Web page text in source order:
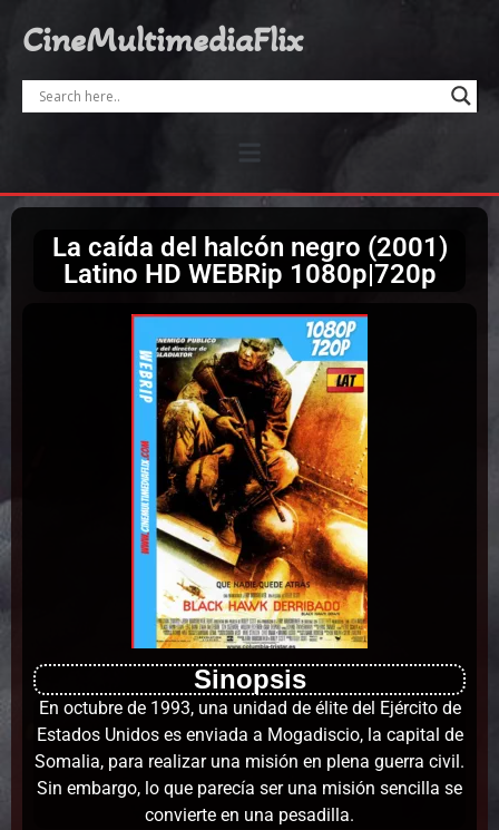
CineMultimediaFlix
La caída del halcón negro (2001)
Latino HD WEBRip 1080p|720p
Sinopsis
En octubre de 1993, una unidad de élite del Ejército de
Estados Unidos es enviada a Mogadiscio, la capital de
Somalia, para realizar una misión en plena guerra civil.
Sin embargo, lo que parecía ser una misión sencilla se
convierte en una pesadilla.